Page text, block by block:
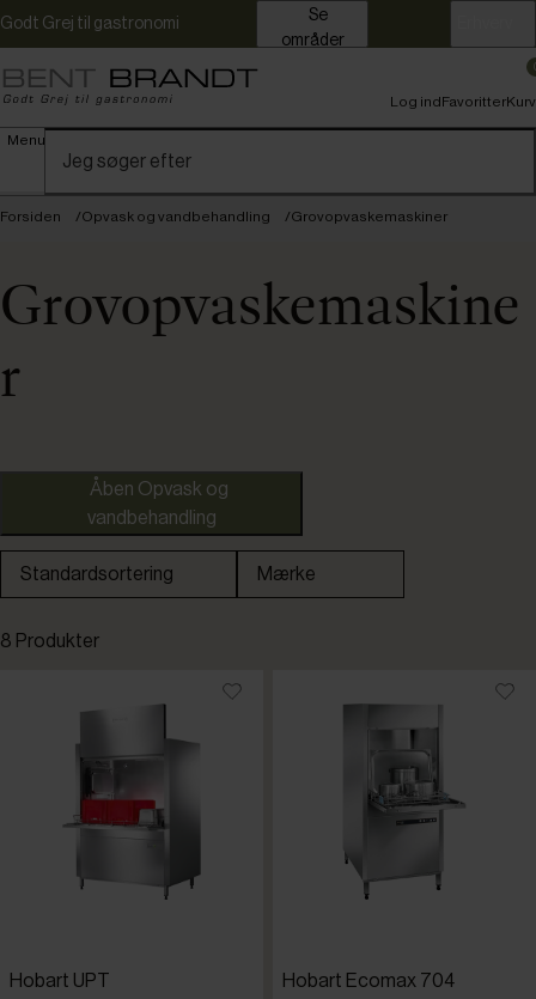
Godt Grej til gastronomi
områder
Menu
Log indFavoritterKurv
Forsiden Opvask og vandbehandling Grovopvaskemaskiner
Grovopvaskemaskine
r
vandbehandling
Standardsortering
Standardsortering
Tilføjet for nylig
Mærke
8 Produkter
Hobart UPT
Hobart Ecomax 704